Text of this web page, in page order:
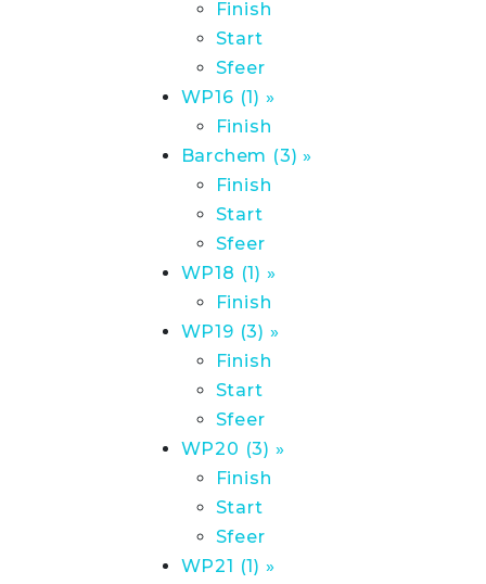
Finish
Start
Sfeer
WP16 (1) »
Finish
Barchem (3) »
Finish
Start
Sfeer
WP18 (1) »
Finish
WP19 (3) »
Finish
Start
Sfeer
WP20 (3) »
Finish
Start
Sfeer
WP21 (1) »